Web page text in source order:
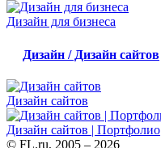
Дизайн для бизнеса
Дизайн / Дизайн сайтов
Дизайн сайтов
Дизайн сайтов | Портфолио
© FL.ru, 2005 – 2026